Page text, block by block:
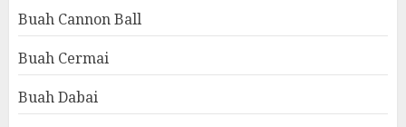
Buah Cannon Ball
Buah Cermai
Buah Dabai